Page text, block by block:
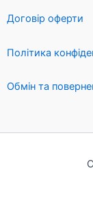
Договір оферти
Політика
Обмін та